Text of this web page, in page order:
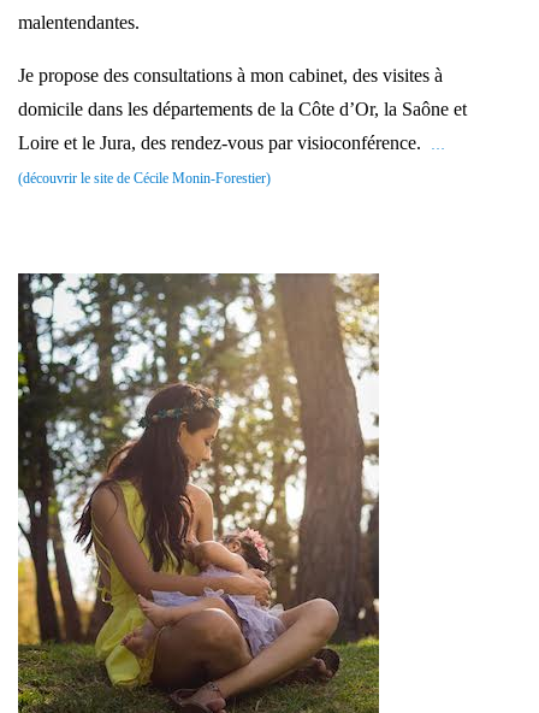
malentendantes.
Je propose des consultations à mon cabinet, des visites à
domicile dans les départements de la Côte d’Or, la Saône et
Loire et le Jura, des rendez-vous par visioconférence.
…
(découvrir le site de Cécile Monin-Forestier)